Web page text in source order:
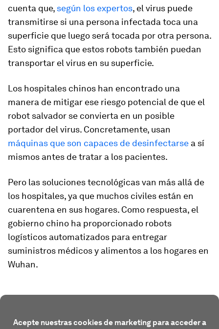
cuenta que, según los expertos, el virus puede
transmitirse si una persona infectada toca una
superficie que luego será tocada por otra persona.
Esto significa que estos robots también puedan
transportar el virus en su superficie.
Los hospitales chinos han encontrado una
manera de mitigar ese riesgo potencial de que el
robot salvador se convierta en un posible
portador del virus. Concretamente, usan
máquinas que son capaces de desinfectarse a sí
mismos antes de tratar a los pacientes.
Pero las soluciones tecnológicas van más allá de
los hospitales, ya que muchos civiles están en
cuarentena en sus hogares. Como respuesta, el
gobierno chino ha proporcionado robots
logísticos automatizados para entregar
suministros médicos y alimentos a los hogares en
Wuhan.
Acepte nuestras cookies de marketing para acceder a